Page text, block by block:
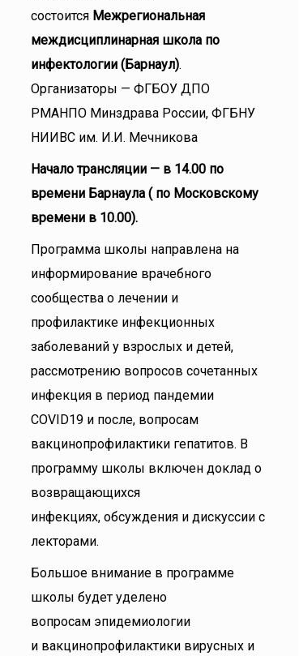
состоится Межрегиональная
междисциплинарная школа по
инфектологии (Барнаул).
Организаторы — ФГБОУ ДПО
РМАНПО Минздрава России, ФГБНУ
НИИВС им. И.И. Мечникова
Начало трансляции — в 14.00 по
времени Барнаула ( по Московскому
времени в 10.00).
Программа школы направлена на
информирование врачебного
сообщества о лечении и
профилактике инфекционных
заболеваний у взрослых и детей,
рассмотрению вопросов сочетанных
инфекция в период пандемии
COVID19 и после, вопросам
вакцинопрофилактики гепатитов. В
программу школы включен доклад о
возвращающихся
инфекциях, обсуждения и дискуссии с
лекторами.
Большое внимание в программе
школы будет уделено
вопросам эпидемиологии
и вакцинопрофилактики вирусных и